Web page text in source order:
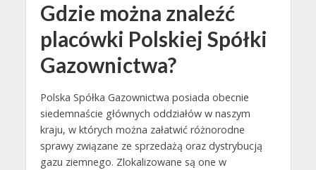
Gdzie można znaleźć
placówki Polskiej Spółki
Gazownictwa?
Polska Spółka Gazownictwa posiada obecnie
siedemnaście głównych oddziałów w naszym
kraju, w których można załatwić różnorodne
sprawy związane ze sprzedażą oraz dystrybucją
gazu ziemnego. Zlokalizowane są one w